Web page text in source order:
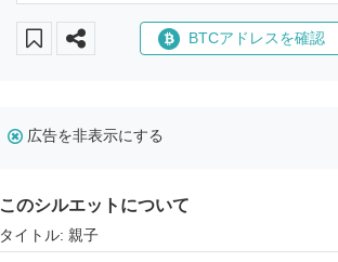
BTCアドレスを確認
広告を非表示にする
このシルエットについて
タイトル: 親子